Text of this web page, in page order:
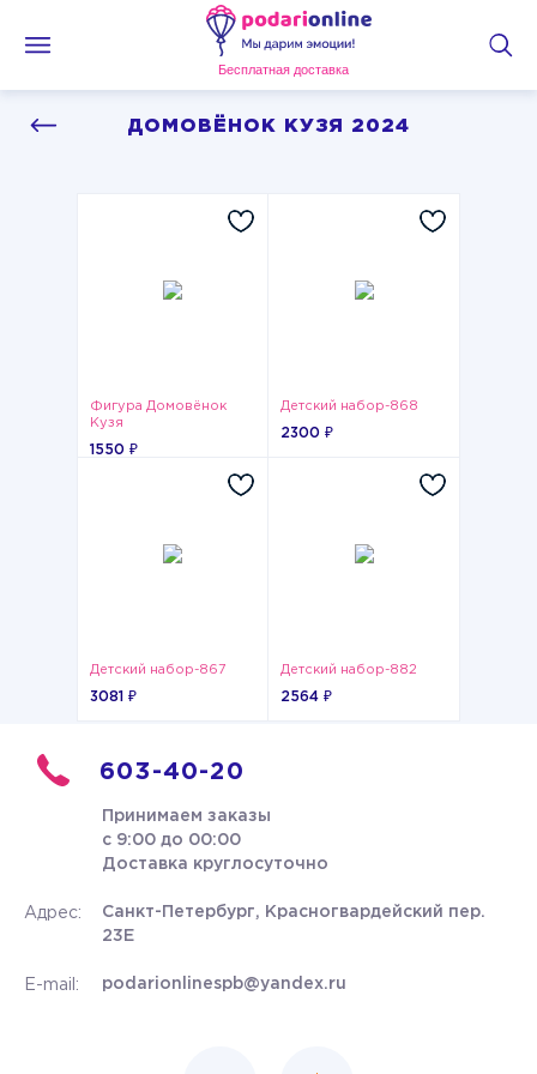
Бесплатная доставка
ДОМОВЁНОК КУЗЯ 2024
Фигура Домовёнок
Кузя
1550 ₽
Детский набор-868
2300 ₽
Детский набор-867
3081 ₽
Детский набор-882
2564 ₽
603-40-20
Принимаем заказы
с 9:00 до 00:00
Доставка круглосуточно
Адрес:
Санкт-Петербург, Красногвардейский пер.
23Е
E-mail: podarionlinespb@yandex.ru